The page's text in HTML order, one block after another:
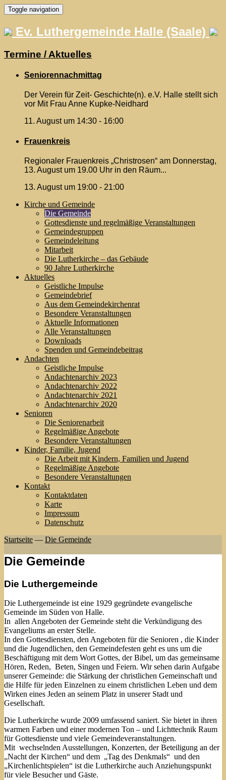
Skip
to
content
Toggle navigation
Ev. Luthergemeinde Halle (Saale)
Termine / Aktuelles
Seniorennachmittag
Der Verein für Zeit- Geschichte(n). e.V. Halle stellt sich
vor Mit Frau Anne Kupke-Neidhard
11. August um 14:30 - 16:00
Frauenkreis
Regionaler Frauenkreis „Christrosen“ am Donnerstag,
13. August um 19.00 Uhr in den Räum...
13. August um 19:00 - 21:00
Kirche und Gemeinde
Die Gemeinde
Gottesdienste und regelmäßige Veranstaltungen
Gemeindegruppen
Gemeindeleitung
Mitarbeit
Die Lutherkirche – das Gebäude
90 Jahre Lutherkirche
Aktuelles
Geistliche Impulse
Gemeindebrief
Aus dem Gemeindekirchenrat
Besondere Veranstaltungen
Aktuelle Informationen
Alle Veranstaltungen
Downloads
Spenden und Gemeindebeitrag
Andachten
Geistliche Impulse
Andachtenarchiv 2023
Andachtenarchiv 2022
Andachtenarchiv 2021
Andachtenarchiv 2020
Senioren
Die Seniorenarbeit
Regelmäßige Angebote
Besondere Veranstaltungen
Kinder, Familie, Jugend
Die Arbeit mit Kindern, Familien und Jugend
Regelmäßige Angebote
Besondere Veranstaltungen
Kontakt
Kontaktdaten
Karte
Impressum
Datenschutz
Startseite — Die Gemeinde
Die Gemeinde
Die Luthergemeinde
Die Luthergemeinde ist eine 1929 gegründete evangelische
Gemeinde im Süden von Halle.
In allen Angeboten der Gemeinde steht die Verkündigung des
Evangeliums an erster Stelle.
In den Gottesdiensten, den Angeboten für die Senioren , die Kinder
und die Jugendlichen, den Gemeindefesten geht es uns um die
Beschäftigung mit dem Wort Gottes, der Bibel, um das gemeinsame
Hören, Reden, Beten, Singen und Feiern. Wir sehen darin Aufgabe
unserer Gemeinde: die Stärkung der christlichen Gemeinschaft und
die Hilfe für jeden Einzelnen zu einem christlichen Leben und dem
Wirken eines Jeden an seinem Platz in unserer Stadt und
Gesellschaft.
Die Lutherkirche wurde 2009 umfassend saniert. Sie bietet in ihren
warmen Farben und einer modernen Ton – und Lichttechnik Raum
für Gottesdienste und viele Gemeindeveranstaltungen.
Mit wechselnden Ausstellungen, Konzerten, der Beteiligung an der
„Nacht der Kirchen“ und dem „Tag des Denkmals“ und den
„Kirchenlichtspielen“ ist die Lutherkirche auch Anziehungspunkt
für viele Besucher und Gäste.